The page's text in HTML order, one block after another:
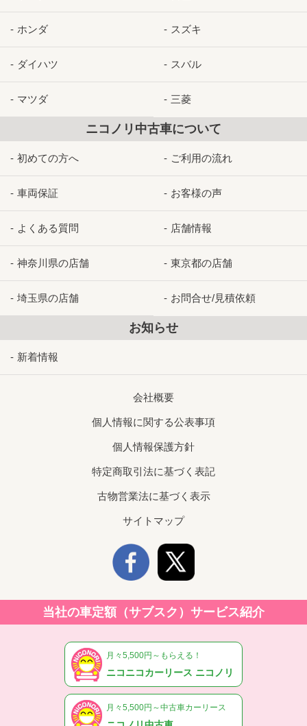
ホンダ スズキ
ダイハツ スバル
マツダ 三菱
ニコノリ中古車について
初めての方へ ご利用の流れ
車両保証 お客様の声
よくある質問 店舗情報
神奈川県の店舗 東京都の店舗
埼玉県の店舗 お問合せ/見積依頼
お知らせ
新着情報
会社概要
個人情報に関する公表事項
個人情報保護方針
特定商取引法に基づく表記
古物営業法に基づく表示
サイトマップ
当社の車定額（サブスク）サービス紹介
月々5,500円～もらえる！
ニコニコカーリース ニコノリ
月々5,500円～中古車カーリース